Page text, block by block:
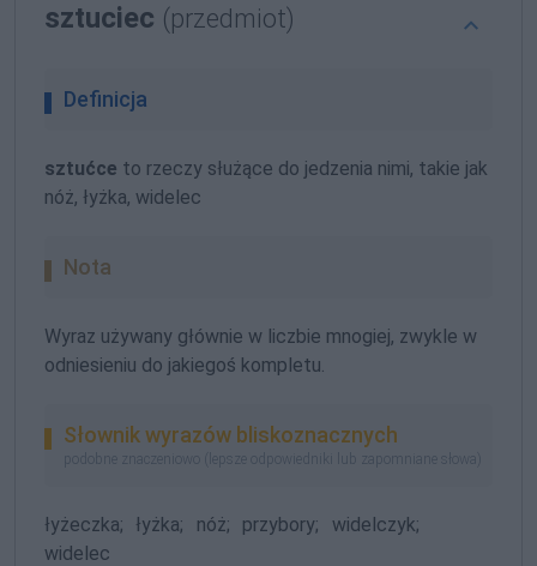
sztuciec (przedmiot)
Definicja
sztućce to rzeczy służące do jedzenia nimi, takie jak
nóż, łyżka, widelec
Nota
Wyraz używany głównie w liczbie mnogiej, zwykle w
odniesieniu do jakiegoś kompletu.
Słownik wyrazów bliskoznacznych
podobne znaczeniowo (lepsze odpowiedniki lub zapomniane słowa)
łyżeczka; łyżka; nóż; przybory;
widelczyk;
widelec